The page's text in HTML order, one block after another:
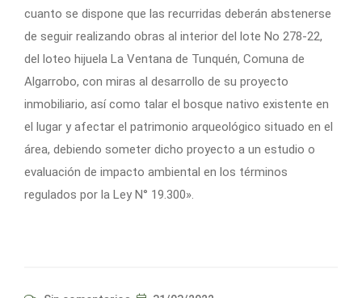
cuanto se dispone que las recurridas deberán abstenerse
de seguir realizando obras al interior del lote No 278-22,
del loteo hijuela La Ventana de Tunquén, Comuna de
Algarrobo, con miras al desarrollo de su proyecto
inmobiliario, así como talar el bosque nativo existente en
el lugar y afectar el patrimonio arqueológico situado en el
área, debiendo someter dicho proyecto a un estudio o
evaluación de impacto ambiental en los términos
regulados por la Ley N° 19.300».